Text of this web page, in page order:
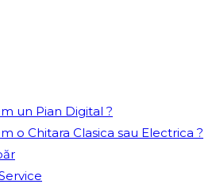
un Pian Digital ?
o Chitara Clasica sau Electrica ?